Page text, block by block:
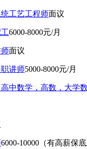
工艺工程师面议
6000-8000元/月
面议
讲师5000-8000元/月
中数学，高数，大学数
6000-10000（有高薪保